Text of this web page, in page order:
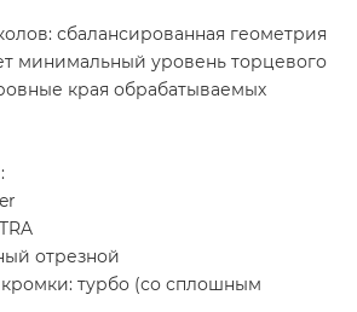
сбалансированная геометрия
минимальный уровень торцевого
края обрабатываемых
отрезной
турбо (со сплошным